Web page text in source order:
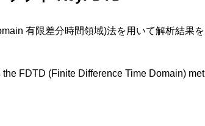
有限差分時間領域)法を用いて解析結果
FDTD (Finite Difference Time Domain)